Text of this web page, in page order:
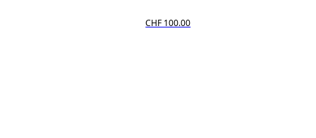
CHF 100.00